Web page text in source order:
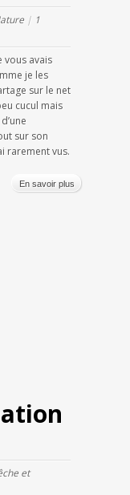
| 1
vous avais
je les
sur le net
cucul mais
sur son
rarement vus.
En savoir plus
et